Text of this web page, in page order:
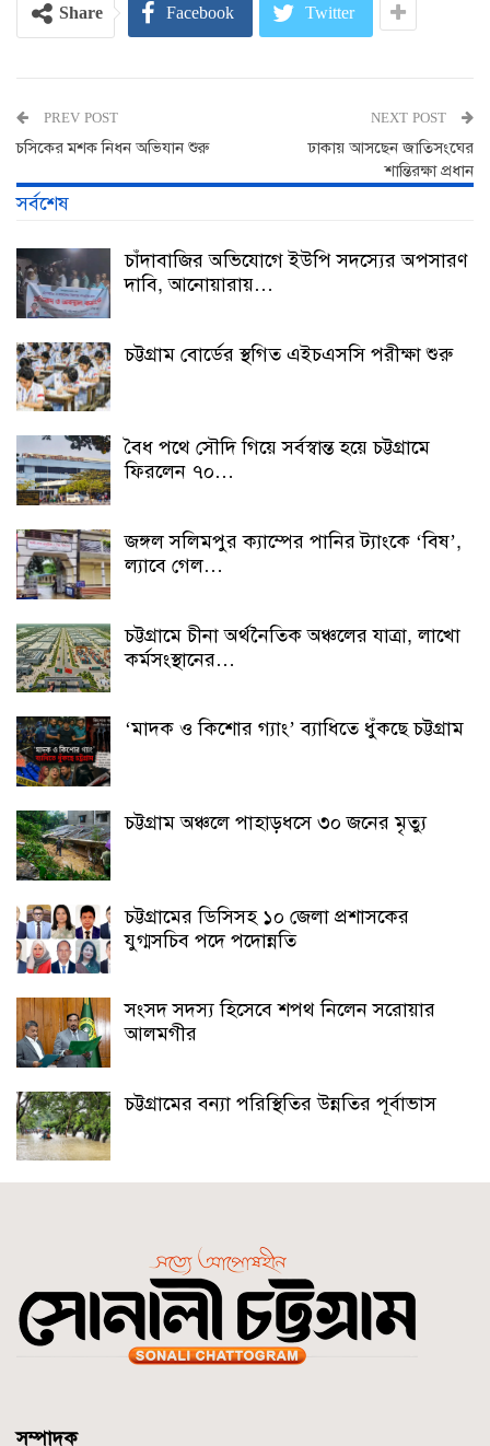
Share Facebook Twitter
PREV POST
চসিকের মশক নিধন অভিযান শুরু
NEXT POST
ঢাকায় আসছেন জাতিসংঘের
শান্তিরক্ষা প্রধান
সর্বশেষ
চাঁদাবাজির অভিযোগে ইউপি সদস্যের অপসারণ
দাবি, আনোয়ারায়…
চট্টগ্রাম বোর্ডের স্থগিত এইচএসসি পরীক্ষা শুরু
বৈধ পথে সৌদি গিয়ে সর্বস্বান্ত হয়ে চট্টগ্রামে
ফিরলেন ৭০…
জঙ্গল সলিমপুর ক্যাম্পের পানির ট্যাংকে ‘বিষ’,
ল্যাবে গেল…
চট্টগ্রামে চীনা অর্থনৈতিক অঞ্চলের যাত্রা, লাখো
কর্মসংস্থানের…
‘মাদক ও কিশোর গ্যাং’ ব্যাধিতে ধুঁকছে চট্টগ্রাম
চট্টগ্রাম অঞ্চলে পাহাড়ধসে ৩০ জনের মৃত্যু
চট্টগ্রামের ডিসিসহ ১০ জেলা প্রশাসকের
যুগ্মসচিব পদে পদোন্নতি
সংসদ সদস্য হিসেবে শপথ নিলেন সরোয়ার
আলমগীর
চট্টগ্রামের বন্যা পরিস্থিতির উন্নতির পূর্বাভাস
সম্পাদক